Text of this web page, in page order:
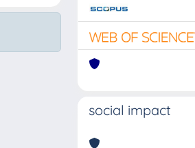
social impact